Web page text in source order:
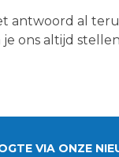
antwoord al
ons altijd
VIA ONZE